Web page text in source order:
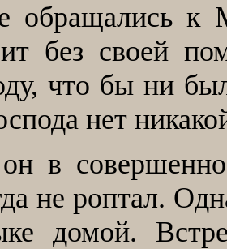
обращались к
без своей
что бы ни
нет
в совершенно
не роптал.
домой.